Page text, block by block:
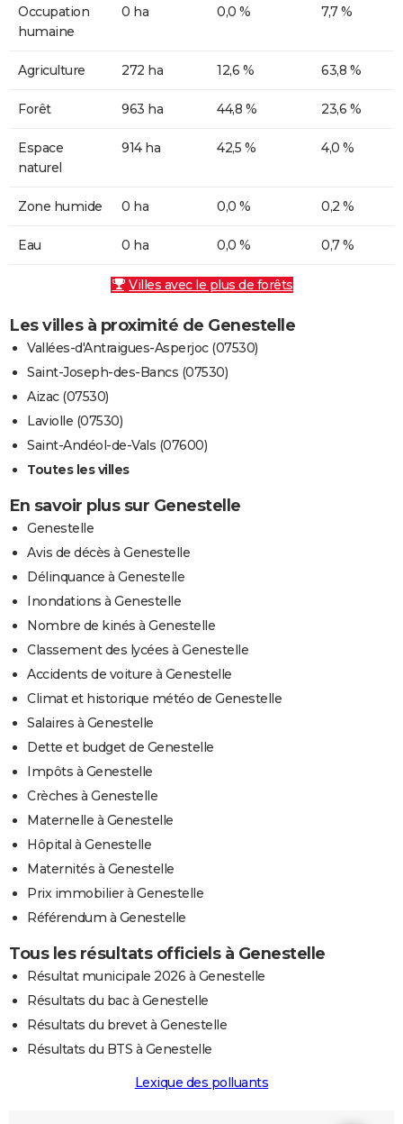
Occupation
humaine
0 ha 0,0 % 7,7 %
Agriculture 272 ha 12,6 % 63,8 %
Forêt 963 ha 44,8 % 23,6 %
Espace
naturel
914 ha 42,5 % 4,0 %
Zone humide 0 ha 0,0 % 0,2 %
Eau 0 ha 0,0 % 0,7 %
Villes avec le plus de forêts
Les villes à proximité de Genestelle
Vallées-d'Antraigues-Asperjoc (07530)
Saint-Joseph-des-Bancs (07530)
Aizac (07530)
Laviolle (07530)
Saint-Andéol-de-Vals (07600)
Toutes les villes
En savoir plus sur Genestelle
Genestelle
Avis de décès à Genestelle
Délinquance à Genestelle
Inondations à Genestelle
Nombre de kinés à Genestelle
Classement des lycées à Genestelle
Accidents de voiture à Genestelle
Climat et historique météo de Genestelle
Salaires à Genestelle
Dette et budget de Genestelle
Impôts à Genestelle
Crèches à Genestelle
Maternelle à Genestelle
Hôpital à Genestelle
Maternités à Genestelle
Prix immobilier à Genestelle
Référendum à Genestelle
Tous les résultats officiels à Genestelle
Résultat municipale 2026 à Genestelle
Résultats du bac à Genestelle
Résultats du brevet à Genestelle
Résultats du BTS à Genestelle
Lexique des polluants